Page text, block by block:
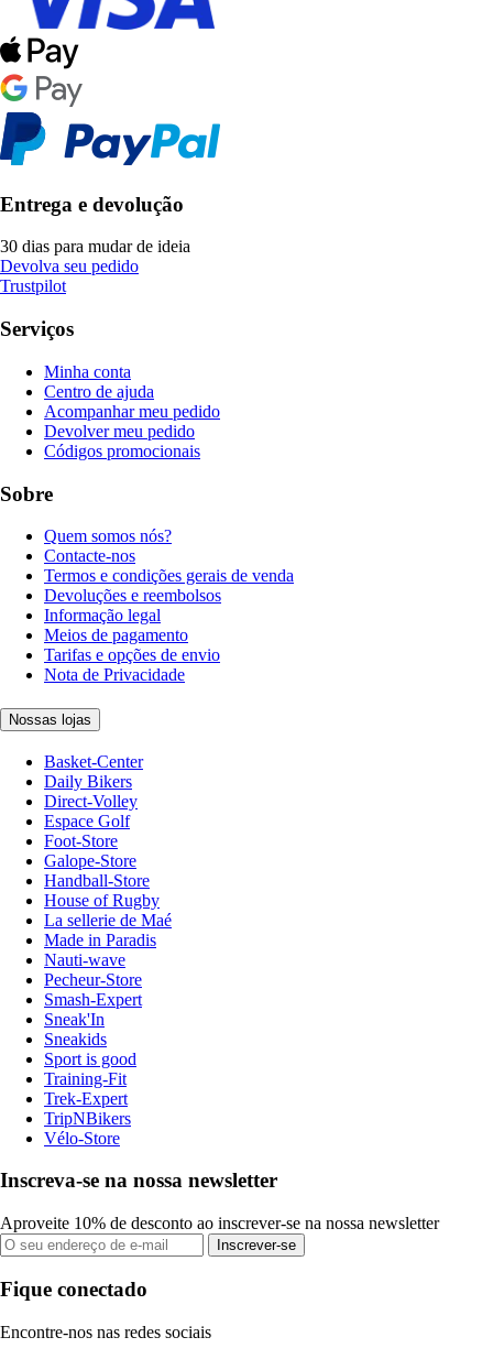
Entrega e devolução
30 dias para mudar de ideia
Devolva seu pedido
Trustpilot
Serviços
Minha conta
Centro de ajuda
Acompanhar meu pedido
Devolver meu pedido
Códigos promocionais
Sobre
Quem somos nós?
Contacte-nos
Termos e condições gerais de venda
Devoluções e reembolsos
Informação legal
Meios de pagamento
Tarifas e opções de envio
Nota de Privacidade
Nossas lojas
Basket-Center
Daily Bikers
Direct-Volley
Espace Golf
Foot-Store
Galope-Store
Handball-Store
House of Rugby
La sellerie de Maé
Made in Paradis
Nauti-wave
Pecheur-Store
Smash-Expert
Sneak'In
Sneakids
Sport is good
Training-Fit
Trek-Expert
TripNBikers
Vélo-Store
Inscreva-se na nossa newsletter
Aproveite 10% de desconto ao inscrever-se na nossa newsletter
Inscrever-se
Fique conectado
Encontre-nos nas redes sociais